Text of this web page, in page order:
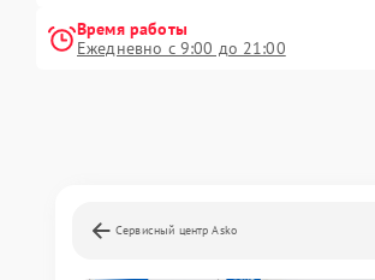
Время работы
Ежедневно с 9:00 до 21:00
Сервисный центр Asko